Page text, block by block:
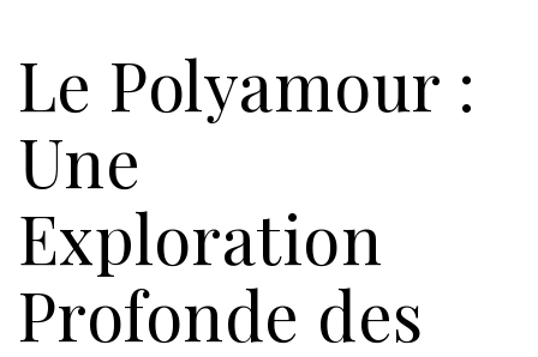
Le Polyamour :
Une
Exploration
Profonde des